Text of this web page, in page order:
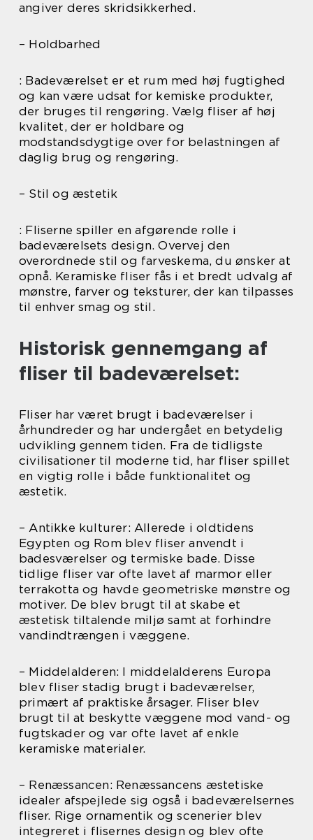
angiver deres skridsikkerhed.
– Holdbarhed
: Badeværelset er et rum med høj fugtighed
og kan være udsat for kemiske produkter,
der bruges til rengøring. Vælg fliser af høj
kvalitet, der er holdbare og
modstandsdygtige over for belastningen af
daglig brug og rengøring.
– Stil og æstetik
: Fliserne spiller en afgørende rolle i
badeværelsets design. Overvej den
overordnede stil og farveskema, du ønsker at
opnå. Keramiske fliser fås i et bredt udvalg af
mønstre, farver og teksturer, der kan tilpasses
til enhver smag og stil.
Historisk gennemgang af
fliser til badeværelset:
Fliser har været brugt i badeværelser i
århundreder og har undergået en betydelig
udvikling gennem tiden. Fra de tidligste
civilisationer til moderne tid, har fliser spillet
en vigtig rolle i både funktionalitet og
æstetik.
– Antikke kulturer: Allerede i oldtidens
Egypten og Rom blev fliser anvendt i
badesværelser og termiske bade. Disse
tidlige fliser var ofte lavet af marmor eller
terrakotta og havde geometriske mønstre og
motiver. De blev brugt til at skabe et
æstetisk tiltalende miljø samt at forhindre
vandindtrængen i væggene.
– Middelalderen: I middelalderens Europa
blev fliser stadig brugt i badeværelser,
primært af praktiske årsager. Fliser blev
brugt til at beskytte væggene mod vand- og
fugtskader og var ofte lavet af enkle
keramiske materialer.
– Renæssancen: Renæssancens æstetiske
idealer afspejlede sig også i badeværelsernes
fliser. Rige ornamentik og scenerier blev
integreret i flisernes design og blev ofte